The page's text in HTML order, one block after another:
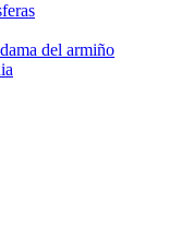
del armiño